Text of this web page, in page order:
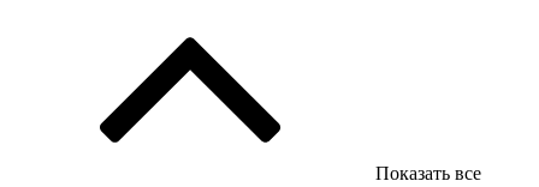
Показать все